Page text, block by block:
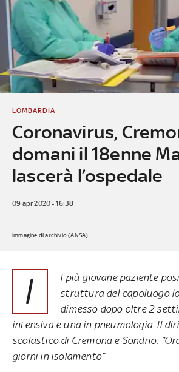
Coronavirus,
domani il 18enne
lascerà l’ospedale
LOMBARDIA
09 apr 2020 - 16:38
Immagine di archivio (ANSA)
I
l più giovane paziente
struttura del capoluogo
dimesso dopo oltre 2
intensiva e una in pneumologia. Il
scolastico di Cremona e Sondrio:
giorni in isolamento”